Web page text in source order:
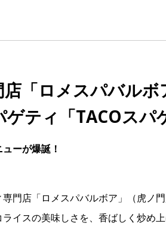
「ロメスパバルボ
ティ「TACOスパ
ーが爆誕！
門店「ロメスパバルボア」（虎ノ
イスの美味しさを、香ばしく炒め